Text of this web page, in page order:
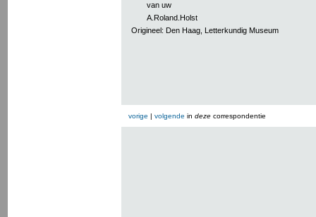
van uw
A.Roland.Holst
Origineel: Den Haag, Letterkundig Museum
vorige | volgende in deze correspondentie